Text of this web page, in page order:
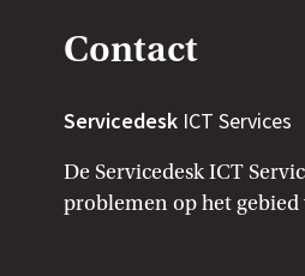
Contact
Servicedesk ICT Services
De Servicedesk ICT
problemen op het gebied